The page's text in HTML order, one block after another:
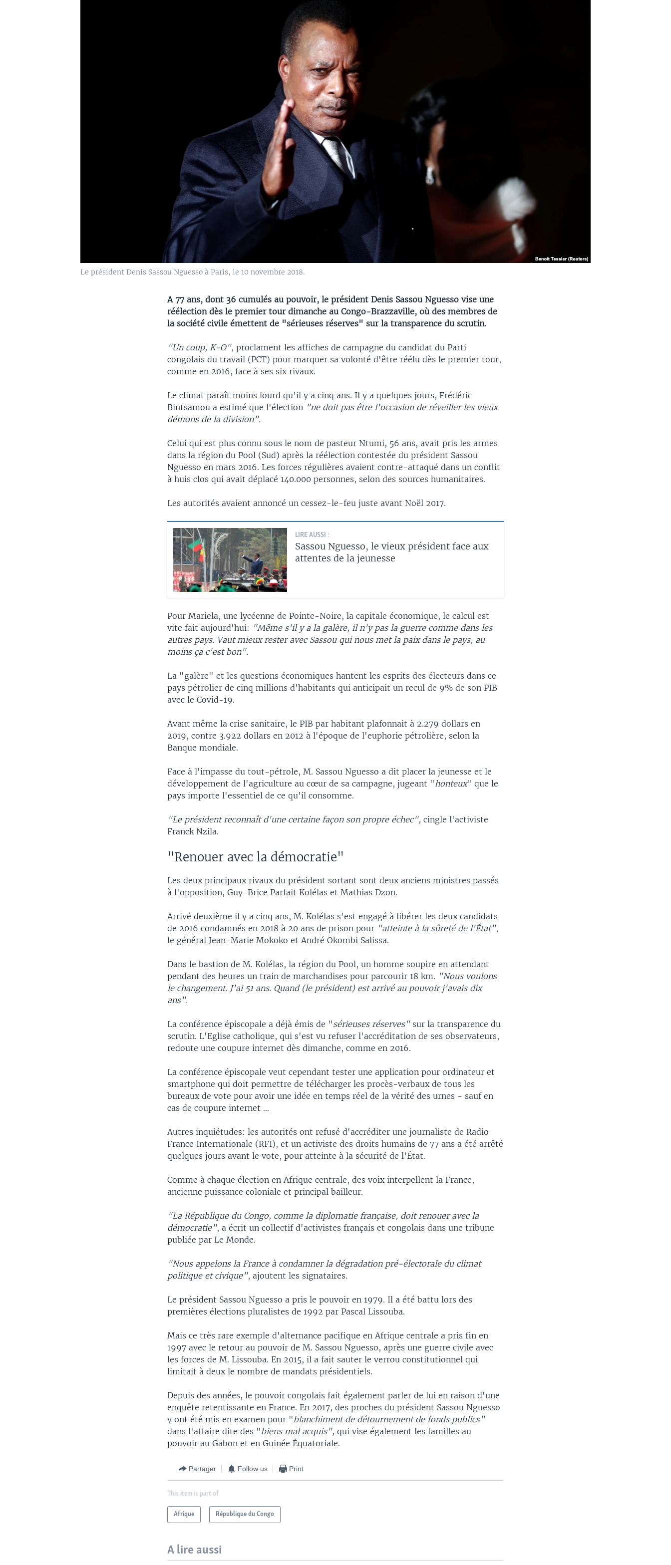
Le président Denis Sassou Nguesso à Paris, le 10 novembre 2018.
A 77 ans, dont 36 cumulés au pouvoir, le président Denis Sassou Nguesso vise une
réélection dès le premier tour dimanche au Congo-Brazzaville, où des membres de
la société civile émettent de "sérieuses réserves" sur la transparence du scrutin.
"Un coup, K-O", proclament les affiches de campagne du candidat du Parti
congolais du travail (PCT) pour marquer sa volonté d'être réélu dès le premier tour,
comme en 2016, face à ses six rivaux.
Le climat paraît moins lourd qu'il y a cinq ans. Il y a quelques jours, Frédéric
Bintsamou a estimé que l'élection "ne doit pas être l'occasion de réveiller les vieux
démons de la division".
Celui qui est plus connu sous le nom de pasteur Ntumi, 56 ans, avait pris les armes
dans la région du Pool (Sud) après la réélection contestée du président Sassou
Nguesso en mars 2016. Les forces régulières avaient contre-attaqué dans un conflit
à huis clos qui avait déplacé 140.000 personnes, selon des sources humanitaires.
Les autorités avaient annoncé un cessez-le-feu juste avant Noël 2017.
LIRE AUSSI :
Sassou Nguesso, le vieux président face aux
attentes de la jeunesse
Pour Mariela, une lycéenne de Pointe-Noire, la capitale économique, le calcul est
vite fait aujourd'hui: "Même s'il y a la galère, il n'y pas la guerre comme dans les
autres pays. Vaut mieux rester avec Sassou qui nous met la paix dans le pays, au
moins ça c'est bon".
La "galère" et les questions économiques hantent les esprits des électeurs dans ce
pays pétrolier de cinq millions d'habitants qui anticipait un recul de 9% de son PIB
avec le Covid-19.
Avant même la crise sanitaire, le PIB par habitant plafonnait à 2.279 dollars en
2019, contre 3.922 dollars en 2012 à l'époque de l'euphorie pétrolière, selon la
Banque mondiale.
Face à l'impasse du tout-pétrole, M. Sassou Nguesso a dit placer la jeunesse et le
développement de l'agriculture au cœur de sa campagne, jugeant "honteux" que le
pays importe l'essentiel de ce qu'il consomme.
"Le président reconnaît d'une certaine façon son propre échec", cingle l'activiste
Franck Nzila.
"Renouer avec la démocratie"
Les deux principaux rivaux du président sortant sont deux anciens ministres passés
à l'opposition, Guy-Brice Parfait Kolélas et Mathias Dzon.
Arrivé deuxième il y a cinq ans, M. Kolélas s'est engagé à libérer les deux candidats
de 2016 condamnés en 2018 à 20 ans de prison pour "atteinte à la sûreté de l'État",
le général Jean-Marie Mokoko et André Okombi Salissa.
Dans le bastion de M. Kolélas, la région du Pool, un homme soupire en attendant
pendant des heures un train de marchandises pour parcourir 18 km. "Nous voulons
le changement. J'ai 51 ans. Quand (le président) est arrivé au pouvoir j'avais dix
ans".
La conférence épiscopale a déjà émis de "sérieuses réserves"sur la transparence du
scrutin. L'Eglise catholique, qui s'est vu refuser l'accréditation de ses observateurs,
redoute une coupure internet dès dimanche, comme en 2016.
La conférence épiscopale veut cependant tester une application pour ordinateur et
smartphone qui doit permettre de télécharger les procès-verbaux de tous les
bureaux de vote pour avoir une idée en temps réel de la vérité des urnes - sauf en
cas de coupure internet ...
Autres inquiétudes: les autorités ont refusé d'accréditer une journaliste de Radio
France Internationale (RFI), et un activiste des droits humains de 77 ans a été arrêté
quelques jours avant le vote, pour atteinte à la sécurité de l’État.
Comme à chaque élection en Afrique centrale, des voix interpellent la France,
ancienne puissance coloniale et principal bailleur.
"La République du Congo, comme la diplomatie française, doit renouer avec la
démocratie", a écrit un collectif d'activistes français et congolais dans une tribune
publiée par Le Monde.
"Nous appelons la France à condamner la dégradation pré-électorale du climat
politique et civique", ajoutent les signataires.
Le président Sassou Nguesso a pris le pouvoir en 1979. Il a été battu lors des
premières élections pluralistes de 1992 par Pascal Lissouba.
Mais ce très rare exemple d'alternance pacifique en Afrique centrale a pris fin en
1997 avec le retour au pouvoir de M. Sassou Nguesso, après une guerre civile avec
les forces de M. Lissouba. En 2015, il a fait sauter le verrou constitutionnel qui
limitait à deux le nombre de mandats présidentiels.
Depuis des années, le pouvoir congolais fait également parler de lui en raison d'une
enquête retentissante en France. En 2017, des proches du président Sassou Nguesso
y ont été mis en examen pour "blanchiment de détournement de fonds publics"
dans l'affaire dite des "biens mal acquis", qui vise également les familles au
pouvoir au Gabon et en Guinée Équatoriale.
Partager Follow us Print
This item is part of
Afrique République du Congo
A lire aussi